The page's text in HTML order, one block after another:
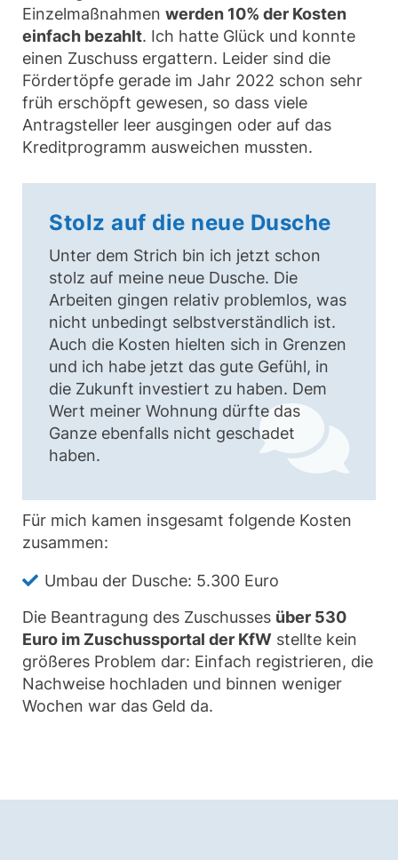
Einzelmaßnahmen werden 10% der Kosten
einfach bezahlt. Ich hatte Glück und konnte
einen Zuschuss ergattern. Leider sind die
Fördertöpfe gerade im Jahr 2022 schon sehr
früh erschöpft gewesen, so dass viele
Antragsteller leer ausgingen oder auf das
Kreditprogramm ausweichen mussten.
Stolz auf die neue Dusche
Unter dem Strich bin ich jetzt schon
stolz auf meine neue Dusche. Die
Arbeiten gingen relativ problemlos, was
nicht unbedingt selbstverständlich ist.
Auch die Kosten hielten sich in Grenzen
und ich habe jetzt das gute Gefühl, in
die Zukunft investiert zu haben. Dem
Wert meiner Wohnung dürfte das
Ganze ebenfalls nicht geschadet
haben.
Für mich kamen insgesamt folgende Kosten
zusammen:
Umbau der Dusche: 5.300 Euro
Die Beantragung des Zuschusses über 530
Euro im Zuschussportal der KfW stellte kein
größeres Problem dar: Einfach registrieren, die
Nachweise hochladen und binnen weniger
Wochen war das Geld da.